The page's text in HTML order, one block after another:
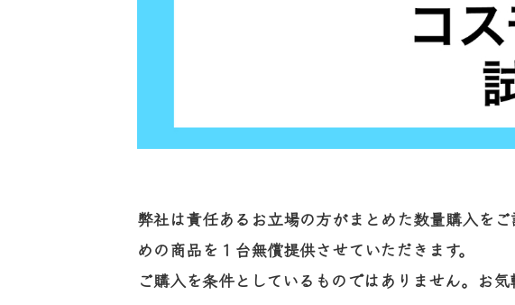
弊社は責任あるお立場の方がまとめた数量購入を
めの商品を１台無償提供させていただきます。
ご購入を条件としているものではありません。お